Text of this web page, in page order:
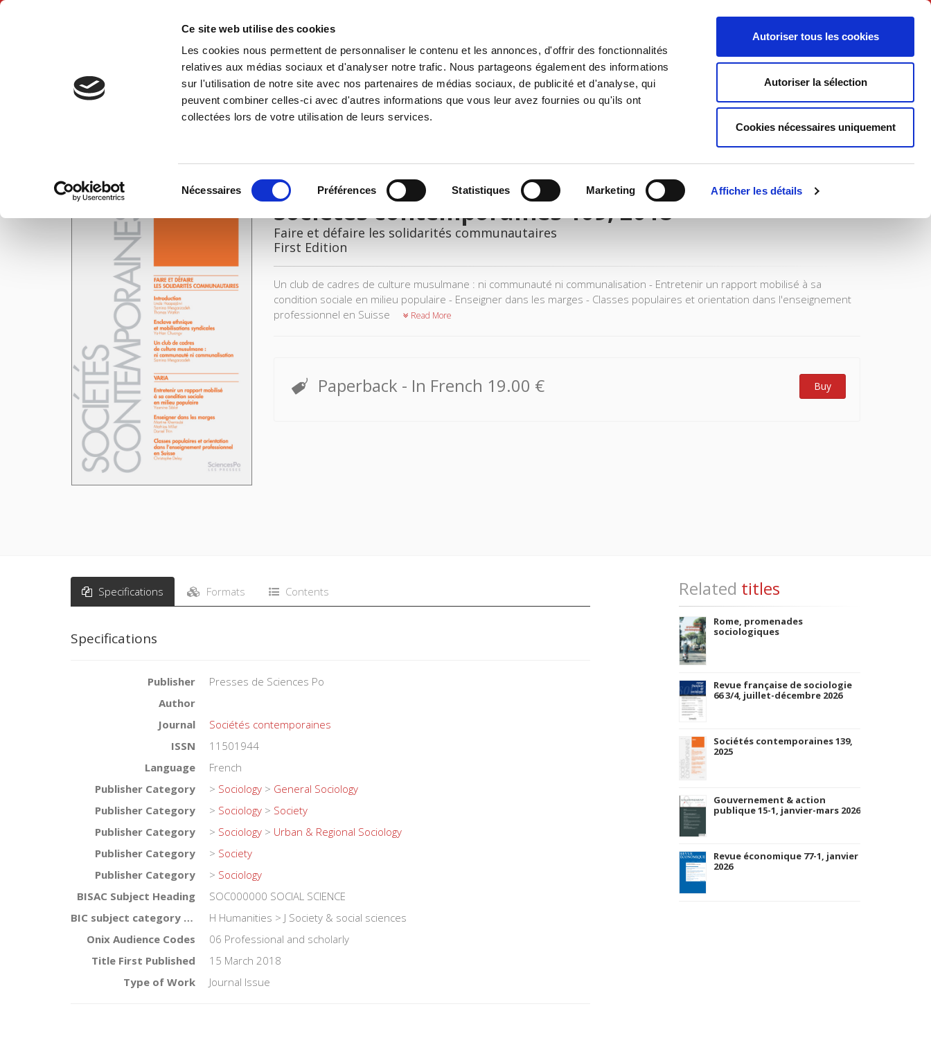
Ce site web utilise des cookies
Les cookies nous permettent de personnaliser le contenu et les annonces, d'offrir des fonctionnalités
relatives aux médias sociaux et d'analyser notre trafic. Nous partageons également des informations
sur l'utilisation de notre site avec nos partenaires de médias sociaux, de publicité et d'analyse, qui
peuvent combiner celles-ci avec d'autres informations que vous leur avez fournies ou qu'ils ont
collectées lors de votre utilisation de leurs services.
Nécessaires Préférences Statistiques Marketing Afficher les détails
Autoriser tous les cookies
Autoriser la sélection
Cookies nécessaires uniquement
English
Home Environment History International Politics
Home Sociétés contemporaines 109, 2018
Sociétés contemporaines 109, 2018
Faire et défaire les solidarités communautaires
First Edition
Un club de cadres de culture musulmane : ni communauté ni communalisation - Entretenir un rapport mobilisé à sa
condition sociale en milieu populaire - Enseigner dans les marges - Classes populaires et orientation dans l'enseignement
professionnel en Suisse
Read More
Paperback - In French 19.00 € Buy
Specifications Formats Contents
Specifications
Publisher
Presses de Sciences Po
Author
Journal
Sociétés contemporaines
ISSN
11501944
Language
French
Publisher Category
> Sociology > General Sociology
Publisher Category
> Sociology > Society
Publisher Category
> Sociology > Urban & Regional Sociology
Publisher Category
> Society
Publisher Category
> Sociology
BISAC Subject Heading
SOC000000 SOCIAL SCIENCE
BIC subject category (UK)
H Humanities > J Society & social sciences
Onix Audience Codes
06 Professional and scholarly
Title First Published
15 March 2018
Type of Work
Journal Issue
Related titles
Rome, promenades
sociologiques
Revue française de sociologie
66 3/4, juillet-décembre 2026
Sociétés contemporaines 139,
2025
Gouvernement & action
publique 15-1, janvier-mars 2026
Revue économique 77-1, janvier
2026